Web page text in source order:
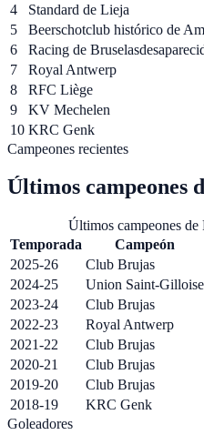
4
Standard de Lieja
5
Beerschotclub histórico de
6
Racing de Bruselas
7
Royal Antwerp
8
RFC Liège
9
KV Mechelen
10 KRC Genk
Campeones recientes
Últimos campeones
Últimos campeones de
Temporada
Campeón
2025-26
Club Brujas
2024-25
Union Saint-Gilloise
2023-24
Club Brujas
2022-23
Royal Antwerp
2021-22
Club Brujas
2020-21
Club Brujas
2019-20
Club Brujas
2018-19
KRC Genk
Goleadores